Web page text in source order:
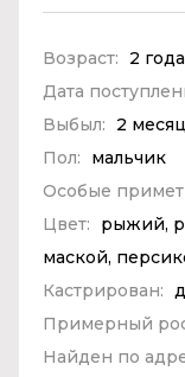
Возраст:
2
Дата
Выбыл:
2
Пол:
мальчик
Особые
Цвет:
рыжий,
маской,
Кастрирован:
Примерный
Найден по